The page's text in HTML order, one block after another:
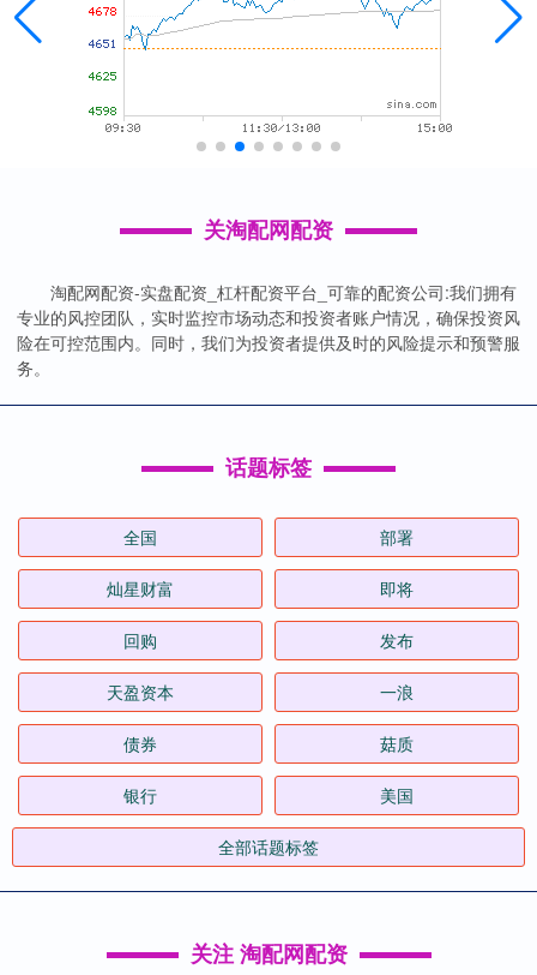
关淘配网配资
淘配网配资-实盘配资_杠杆配资平台_可靠的配资公司:我们拥有
专业的风控团队，实时监控市场动态和投资者账户情况，确保投资风
险在可控范围内。同时，我们为投资者提供及时的风险提示和预警服
务。
话题标签
全国 部署
灿星财富 即将
回购 发布
天盈资本 一浪
债券 菇质
银行 美国
全部话题标签
关注 淘配网配资